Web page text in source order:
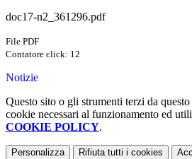
doc17-n2_361296.pdf
File PDF
Contatore click: 12
Notizie
Questo sito o gli strumenti terzi da
cookie necessari al funzionamento ed
COOKIE POLICY.
Personalizza Rifiuta tutti i cookies